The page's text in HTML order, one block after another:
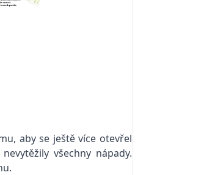
aby se ještě více otevřel
všechny nápady.